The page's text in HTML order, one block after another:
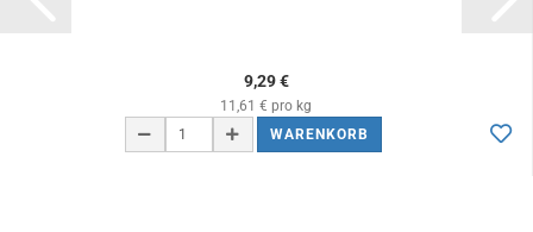
9,29 €
11,61 € pro kg
WARENKORB